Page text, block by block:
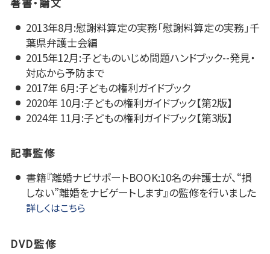
2013年8月:慰謝料算定の実務「慰謝料算定の実務」千
葉県弁護士会編
2015年12月:子どものいじめ問題ハンドブック--発見・
対応から予防まで
2017年 6月:子どもの権利ガイドブック
2020年 10月:子どもの権利ガイドブック【第2版】
2024年 11月:子どもの権利ガイドブック【第3版】
記事監修
書籍『離婚ナビサポートBOOK:10名の弁護士が、“損
しない”離婚をナビゲートします』の監修を行いました
詳しくはこちら
DVD監修